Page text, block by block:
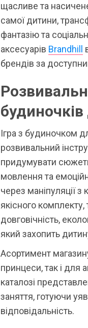
щасливе та
самої дитини,
фантазію та
аксесуарів Brandhill
брендів за
Ігра з будиночком
розвивальний
придумувати
мовлення та
через маніпуляції
якісного
довговічність,
який захопить
Асортимент
принцеси, так і для
каталозі
заняття, готуючи
відповідальність.